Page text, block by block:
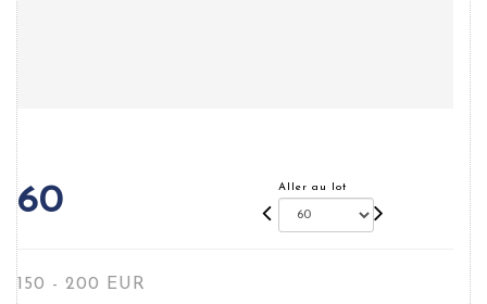
60 Aller au lot
150 - 200 EUR